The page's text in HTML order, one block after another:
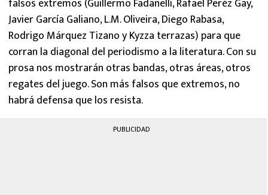
falsos extremos (Guillermo Fadanelli, Rafael Peréz Gay,
Javier García Galiano, L.M. Oliveira, Diego Rabasa,
Rodrigo Márquez Tizano y Kyzza terrazas) para que
corran la diagonal del periodismo a la literatura. Con su
prosa nos mostrarán otras bandas, otras áreas, otros
regates del juego. Son más falsos que extremos, no
habrá defensa que los resista.
PUBLICIDAD